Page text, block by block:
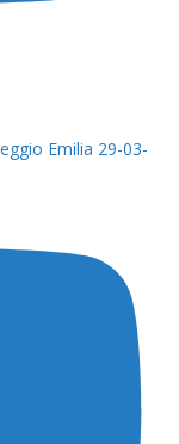
Emilia 29-03-